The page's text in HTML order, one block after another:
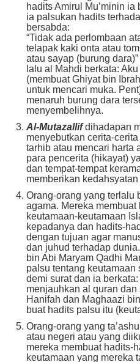
hadits Amirul Mu’minin
ia palsukan hadits
bersabda:
“Tidak ada perlombaan
telapak kaki onta atau
atau sayap (burung dara)”
lalu al Mahdi berkata:
(membuat Ghiyat bin
untuk mencari muka.
menaruh burung dara
menyembelihnya.
Al-Mutazallifdihadapan
menyebutkan cerita-
tarhib atau mencari harta
para pencerita (hikayat)
dan tempat-tempat
memberikan
Orang-orang yang terlalu
agama. Mereka
keutamaan-keutamaan
kepadanya dan hadits-
dengan tujuan agar
dan juhud terhadap
bin Abi Maryam Qadhi
palsu tentang keutamaan
demi surat dan ia
menjauhkan al quran
Hanifah dan Maghaazi
buat hadits palsu itu
Orang-orang yang
atau negeri atau yang
mereka membuat hadits-
keutamaan yang mereka